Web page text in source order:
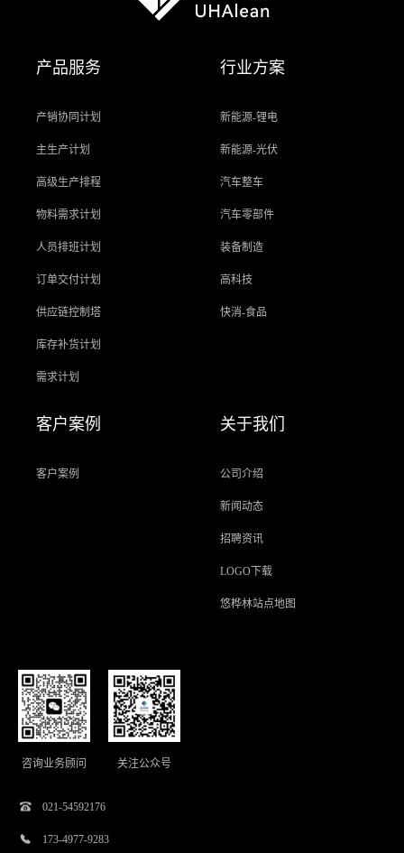
产品服务
产销协同计划
主生产计划
高级生产排程
物料需求计划
人员排班计划
订单交付计划
供应链控制塔
库存补货计划
需求计划
行业方案
新能源-锂电
新能源-光伏
汽车整车
汽车零部件
装备制造
高科技
快消-食品
客户案例
客户案例
关于我们
公司介绍
新闻动态
招聘资讯
LOGO下载
悠桦林站点地图
咨询业务顾问 关注公众号
021-54592176
173-4977-9283